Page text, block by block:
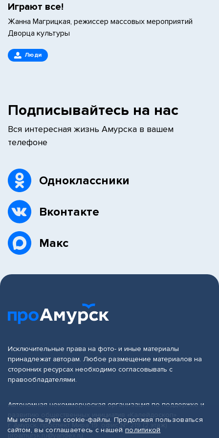
Играют все!
Жанна Магрицкая, режиссер массовых мероприятий
Дворца культуры
Люди
Подписывайтесь на нас
Вся интересная жизнь Амурска в вашем
телефоне
Одноклассники
Вконтакте
Макс
Исключительные права на фото- и иные материалы
принадлежат авторам. Любое размещение материалов на
сторонних ресурсах необходимо согласовывать с
правообладателями.
Автономная некоммерческая организация по поддержке и
г. Амурск, проспект Мира 19, офис № 219 (2 этаж)
proamursk.ru@yandex.ru
Мы используем cookie-файлы. Продолжая пользоваться
сайтом, вы соглашаетесь с нашей политикой